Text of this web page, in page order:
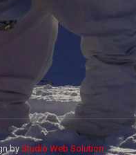
byStudio Web Solution